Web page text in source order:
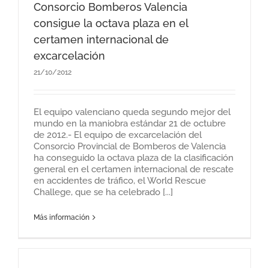
Consorcio Bomberos Valencia
consigue la octava plaza en el
certamen internacional de
excarcelación
21/10/2012
El equipo valenciano queda segundo mejor del
mundo en la maniobra estándar 21 de octubre
de 2012.- El equipo de excarcelación del
Consorcio Provincial de Bomberos de Valencia
ha conseguido la octava plaza de la clasificación
general en el certamen internacional de rescate
en accidentes de tráfico, el World Rescue
Challege, que se ha celebrado [...]
Más información